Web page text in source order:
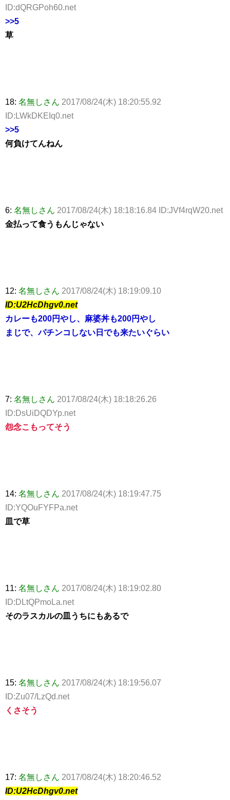
ID:dQRGPoh60.net
>>5
草
18: 名無しさん 2017/08/24(木) 18:20:55.92
ID:LWkDKEIq0.net
>>5
何負けてんねん
6: 名無しさん 2017/08/24(木) 18:18:16.84 ID:JVf4rqW20.net
金払って食うもんじゃない
12: 名無しさん 2017/08/24(木) 18:19:09.10
ID:U2HcDhgv0.net
カレーも200円やし、麻婆丼も200円やし
まじで、パチンコしない日でも来たいぐらい
7: 名無しさん 2017/08/24(木) 18:18:26.26
ID:DsUiDQDYp.net
怨念こもってそう
14: 名無しさん 2017/08/24(木) 18:19:47.75
ID:YQOuFYFPa.net
皿で草
11: 名無しさん 2017/08/24(木) 18:19:02.80
ID:DLtQPmoLa.net
そのラスカルの皿うちにもあるで
15: 名無しさん 2017/08/24(木) 18:19:56.07
ID:Zu07/LzQd.net
くさそう
17: 名無しさん 2017/08/24(木) 18:20:46.52
ID:U2HcDhgv0.net